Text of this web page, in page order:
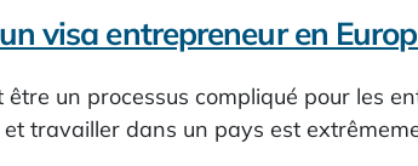
visa entrepreneur en
un processus compliqué pour les
travailler dans un pays est